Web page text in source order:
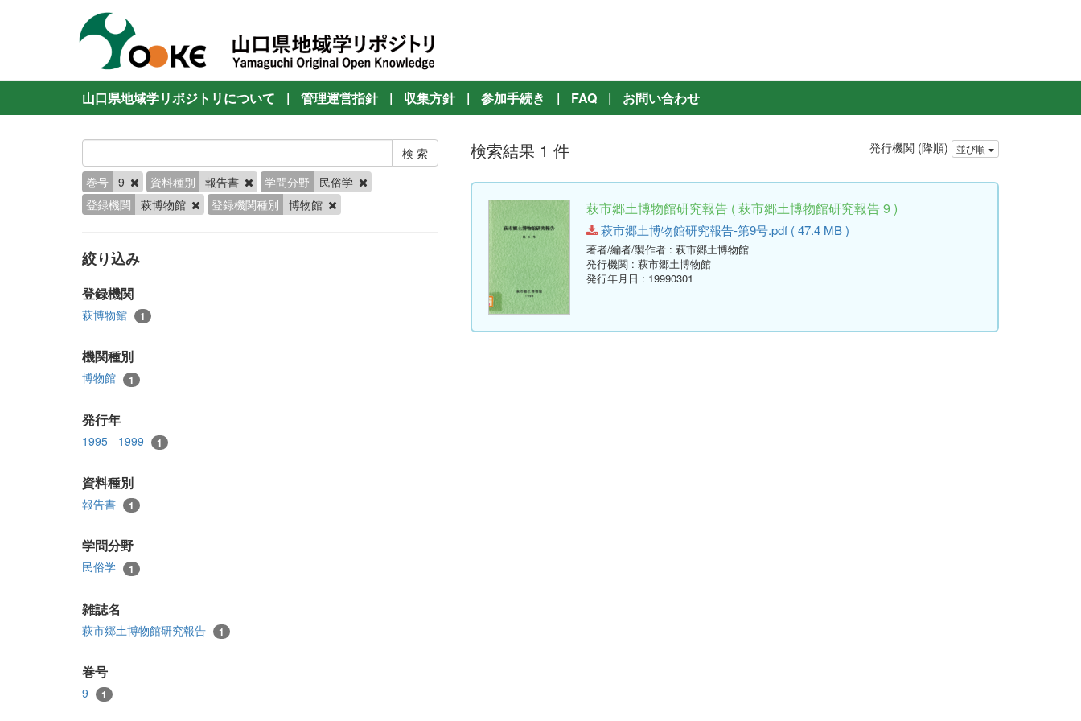
山口県地域学リポジトリについて | 管理運営指針 | 収集方針 | 参加手続き | FAQ | お問い合わせ
巻号 9 資料種別 報告書 学問分野
民俗学
登録機関
萩博物館 登録機関種別 博物館
絞り込み
登録機関
萩博物館 1
機関種別
博物館 1
発行年
1995 - 1999 1
資料種別
報告書 1
学問分野
民俗学 1
雑誌名
萩市郷土博物館研究報告 1
巻号
9 1
検索結果 1 件 発行機関 (降順) 並び順
萩市郷土博物館研究報告 ( 萩市郷土博物館研究報告 9 )
萩市郷土博物館研究報告-第9号.pdf ( 47.4 MB )
著者/編者/製作者 : 萩市郷土博物館
発行機関 : 萩市郷土博物館
発行年月日 : 19990301